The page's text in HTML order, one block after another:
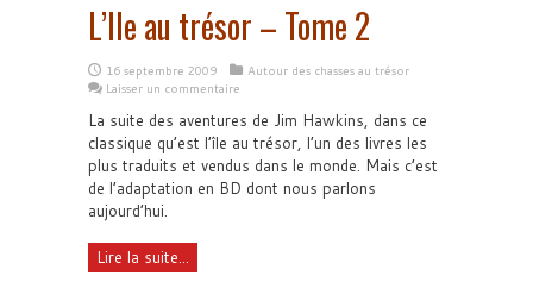
L’Ile au trésor – Tome 2
16 septembre 2009
Autour des chasses au trésor
Laisser un commentaire
La suite des aventures de Jim Hawkins, dans ce
classique qu’est l’île au trésor, l’un des livres les
plus traduits et vendus dans le monde. Mais c’est
de l’adaptation en BD dont nous parlons
aujourd’hui.
Lire la suite...